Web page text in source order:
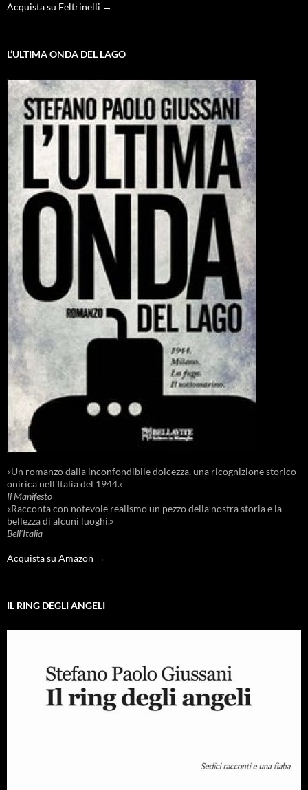
Acquista su Feltrinelli →
L’ULTIMA ONDA DEL LAGO
«Un romanzo dalla inconfondibile dolcezza, una ricognizione storico
onirica nell'Italia del 1944.»
Il Manifesto
«Racconta con notevole realismo un pezzo della nostra storia e la
bellezza di alcuni luoghi.»
Bell'Italia
Acquista su Amazon →
IL RING DEGLI ANGELI